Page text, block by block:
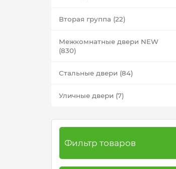
Вторая группа (22)
Межкомнатные двери NEW
(830)
Стальные двери (84)
Уличные двери (7)
Фильтр товаров